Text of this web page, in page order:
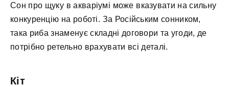
Сон про щуку в акваріумі може вказувати на сильну
конкуренцію на роботі. За Російським сонником,
така риба знаменує складні договори та угоди, де
потрібно ретельно врахувати всі деталі.
Кіт